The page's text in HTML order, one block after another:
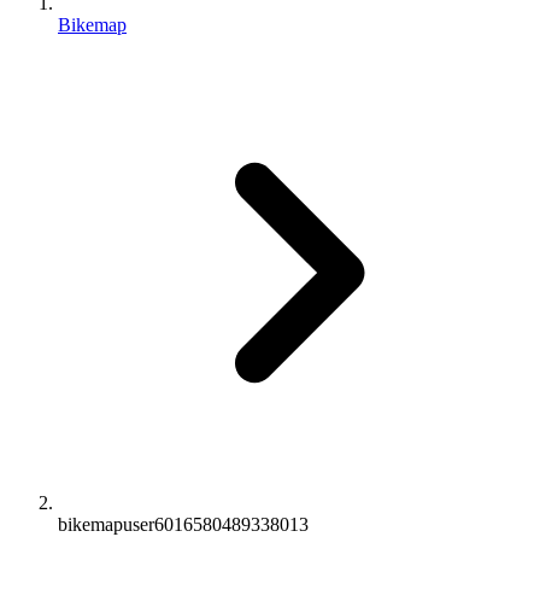
Bikemap
bikemapuser6016580489338013